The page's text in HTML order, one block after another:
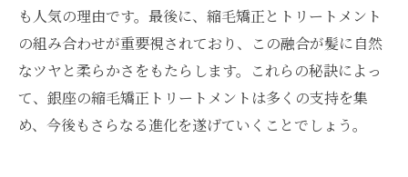
も人気の理由です。最後に、縮毛矯正とトリートメント
の組み合わせが重要視されており、この融合が髪に自然
なツヤと柔らかさをもたらします。これらの秘訣によっ
て、銀座の縮毛矯正トリートメントは多くの支持を集
め、今後もさらなる進化を遂げていくことでしょう。